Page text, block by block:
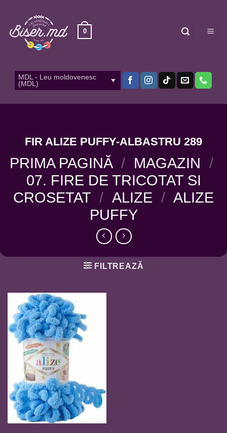
content
0
MDL - Leu moldovenesc
(MDL)
FIR ALIZE PUFFY-ALBASTRU 289
PRIMA PAGINĂ / MAGAZIN /
07. FIRE DE TRICOTAT SI
CROSETAT / ALIZE / ALIZE
PUFFY
FILTREAZĂ